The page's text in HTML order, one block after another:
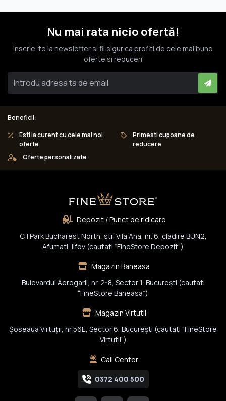
Nu mai rata nicio ofertă!
Inscrie-te la newsletter si fii sigur ca profiti de cele mai bune
oferte si reduceri
Beneficii:
Esti la curent cu cele mai noi
oferte
Primesti cupoane de
reducere
Oferte personalizate
Depozit / Punct de ridicare
CTPark Bucharest North, str. Vila Ana, nr. 6, cladire BUN2,
Afumati, Ilfov (cautati “FineStore Depozit”)
Magazin Baneasa
Bulevardul Aerogarii, nr. 2-8, Sector 1, Bucureşti (cautati
“FineStore Baneasa”)
Magazin Virtutii
Șoseaua Virtuții, nr 56E, Sector 6, București (cautati “FineStore
Virtutii”)
Call Center
0372 400 500